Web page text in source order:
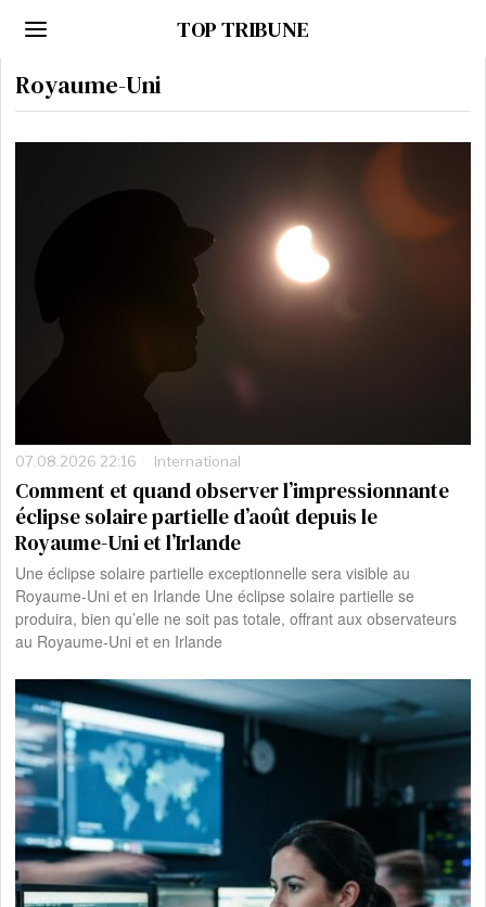
TOP TRIBUNE
Royaume-Uni
07.08.2026 22:16 International
Comment et quand observer l’impressionnante
éclipse solaire partielle d’août depuis le
Royaume-Uni et l’Irlande
Une éclipse solaire partielle exceptionnelle sera visible au
Royaume-Uni et en Irlande Une éclipse solaire partielle se
produira, bien qu’elle ne soit pas totale, offrant aux observateurs
au Royaume-Uni et en Irlande